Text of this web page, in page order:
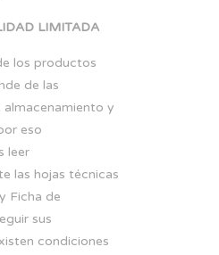
LIMITADA
los productos
de las
almacenamiento y
eso
leer
las hojas técnicas
Ficha de
sus
condiciones